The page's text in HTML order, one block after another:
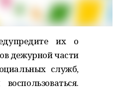
их о
дежурной части
служб,